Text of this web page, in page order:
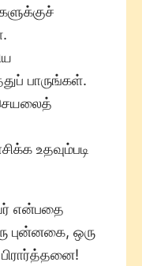
பாருங்கள்.
உதவும்படி
என்பதை
புன்னகை, ஒரு